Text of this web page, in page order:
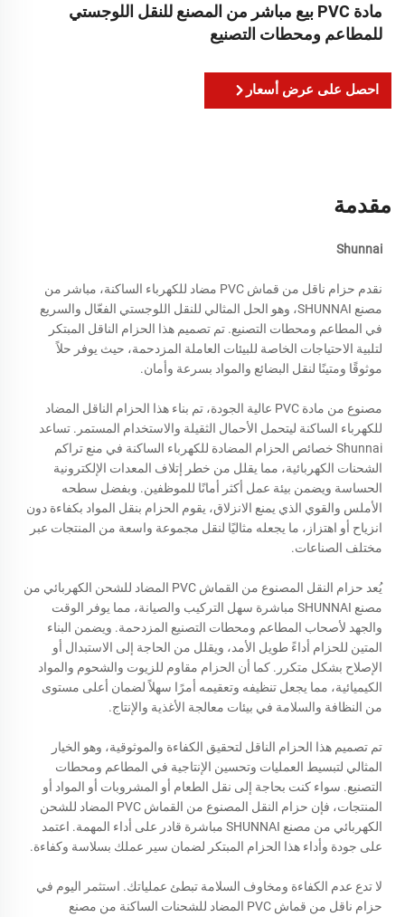
مادة PVC بيع مباشر من المصنع للنقل اللوجستي
للمطاعم ومحطات التصنيع
احصل على عرض أسعار
مقدمة
Shunnai
نقدم حزام ناقل من قماش PVC مضاد للكهرباء الساكنة، مباشر من
مصنع SHUNNAI، وهو الحل المثالي للنقل اللوجستي الفعّال والسريع
في المطاعم ومحطات التصنيع. تم تصميم هذا الحزام الناقل المبتكر
لتلبية الاحتياجات الخاصة للبيئات العاملة المزدحمة، حيث يوفر حلاً
موثوقًا ومتينًا لنقل البضائع والمواد بسرعة وأمان.
مصنوع من مادة PVC عالية الجودة، تم بناء هذا الحزام الناقل المضاد
للكهرباء الساكنة ليتحمل الأحمال الثقيلة والاستخدام المستمر. تساعد
Shunnai خصائص الحزام المضادة للكهرباء الساكنة في منع تراكم
الشحنات الكهربائية، مما يقلل من خطر إتلاف المعدات الإلكترونية
الحساسة ويضمن بيئة عمل أكثر أمانًا للموظفين. وبفضل سطحه
الأملس والقوي الذي يمنع الانزلاق، يقوم الحزام بنقل المواد بكفاءة دون
انزياح أو اهتزاز، ما يجعله مثاليًا لنقل مجموعة واسعة من المنتجات عبر
مختلف الصناعات.
يُعد حزام النقل المصنوع من القماش PVC المضاد للشحن الكهربائي من
مصنع SHUNNAI مباشرة سهل التركيب والصيانة، مما يوفر الوقت
والجهد لأصحاب المطاعم ومحطات التصنيع المزدحمة. ويضمن البناء
المتين للحزام أداءً طويل الأمد، ويقلل من الحاجة إلى الاستبدال أو
الإصلاح بشكل متكرر. كما أن الحزام مقاوم للزيوت والشحوم والمواد
الكيميائية، مما يجعل تنظيفه وتعقيمه أمرًا سهلاً لضمان أعلى مستوى
من النظافة والسلامة في بيئات معالجة الأغذية والإنتاج.
تم تصميم هذا الحزام الناقل لتحقيق الكفاءة والموثوقية، وهو الخيار
المثالي لتبسيط العمليات وتحسين الإنتاجية في المطاعم ومحطات
التصنيع. سواء كنت بحاجة إلى نقل الطعام أو المشروبات أو المواد أو
المنتجات، فإن حزام النقل المصنوع من القماش PVC المضاد للشحن
الكهربائي من مصنع SHUNNAI مباشرة قادر على أداء المهمة. اعتمد
على جودة وأداء هذا الحزام المبتكر لضمان سير عملك بسلاسة وكفاءة.
لا تدع عدم الكفاءة ومخاوف السلامة تبطئ عملياتك. استثمر اليوم في
حزام ناقل من قماش PVC المضاد للشحنات الساكنة من مصنع